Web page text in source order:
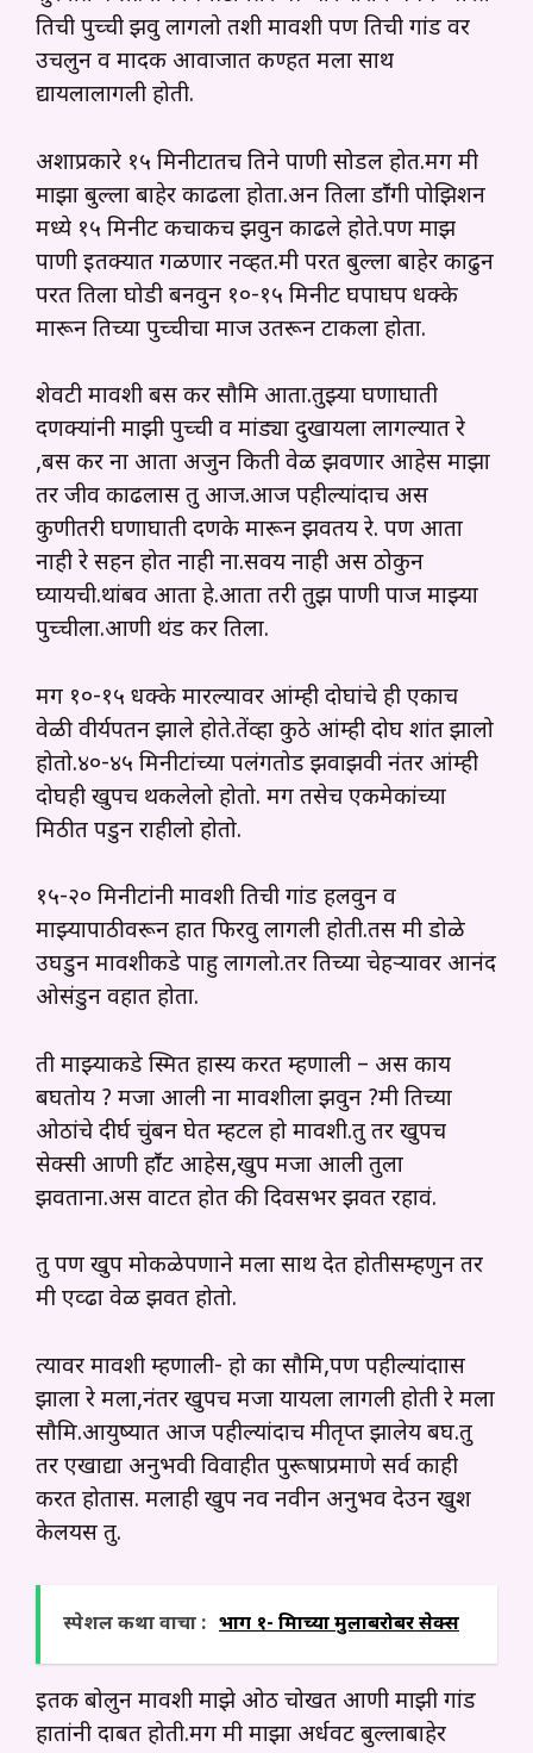
तिची पुच्ची झवु लागलो तशी मावशी पण तिची गांड वर
उचलुन व मादक आवाजात कण्हत मला साथ
द्यायलालागली होती.
अशाप्रकारे १५ मिनीटातच तिने पाणी सोडल होत.मग मी
माझा बुल्ला बाहेर काढला होता.अन तिला डाॕगी पोझिशन
मध्ये १५ मिनीट कचाकच झवुन काढले होते.पण माझ
पाणी इतक्यात गळणार नव्हत.मी परत बुल्ला बाहेर काढुन
परत तिला घोडी बनवुन १०-१५ मिनीट घपाघप धक्के
मारून तिच्या पुच्चीचा माज उतरून टाकला होता.
शेवटी मावशी बस कर सौमित्र आता.तुझ्या घणाघाती
दणक्यांनी माझी पुच्ची व मांड्या दुखायला लागल्यात रे
,बस कर ना आता अजुन किती वेळ झवणार आहेस माझा
तर जीव काढलास तु आज.आज पहील्यांदाच अस
कुणीतरी घणाघाती दणके मारून झवतय रे. पण आता
नाही रे सहन होत नाही ना.सवय नाही अस ठोकुन
घ्यायची.थांबव आता हे.आता तरी तुझ पाणी पाज माझ्या
पुच्चीला.आणी थंड कर तिला.
मग १०-१५ धक्के मारल्यावर आंम्ही दोघांचे ही एकाच
वेळी वीर्यपतन झाले होते.तेंव्हा कुठे आंम्ही दोघ शांत झालो
होतो.४०-४५ मिनीटांच्या पलंगतोड झवाझवी नंतर आंम्ही
दोघही खुपच थकलेलो होतो. मग तसेच एकमेकांच्या
मिठीत पडुन राहीलो होतो.
१५-२० मिनीटांनी मावशी तिची गांड हलवुन व
माझ्यापाठीवरून हात फिरवु लागली होती.तस मी डोळे
उघडुन मावशीकडे पाहु लागलो.तर तिच्या चेहऱ्यावर आनंद
ओसंडुन वहात होता.
ती माझ्याकडे स्मित हास्य करत म्हणाली – अस काय
बघतोय ? मजा आली ना मावशीला झवुन ?मी तिच्या
ओठांचे दीर्घ चुंबन घेत म्हटल हो मावशी.तु तर खुपच
सेक्सी आणी हाॕट आहेस,खुप मजा आली तुला
झवताना.अस वाटत होत की दिवसभर झवत रहावं.
तु पण खुप मोकळेपणाने मला साथ देत होतीसम्हणुन तर
मी एव्ढा वेळ झवत होतो.
त्यावर मावशी म्हणाली- हो का सौमित्र,पण पहील्यांदात्रास
झाला रे मला,नंतर खुपच मजा यायला लागली होती रे मला
सौमित्र.आयुष्यात आज पहील्यांदाच मीतृप्त झालेय बघ.तु
तर एखाद्या अनुभवी विवाहीत पुरूषाप्रमाणे सर्व काही
करत होतास. मलाही खुप नव नवीन अनुभव देउन खुश
केलयस तु.
स्पेशल कथा वाचा : भाग १- मित्राच्या मुलाबरोबर सेक्स
इतक बोलुन मावशी माझे ओठ चोखत आणी माझी गांड
हातांनी दाबत होती.मग मी माझा अर्धवट बुल्लाबाहेर